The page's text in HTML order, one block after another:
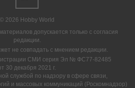
© 2026 Hobby World
допускается только с согласия
редакции.
не совпадать с мнением редакции.
СМИ серия Эл № ФС77-82485
30 декабря 2021 г.
службой по надзору в сфере связи,
и массовых коммуникаций (Роскомнадзор)